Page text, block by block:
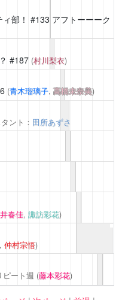
部！ #133 アフトーーーク
#187 (村川梨衣)
(青木瑠璃子,高橋未奈美)
ント： 田所あずさ
春佳, 諏訪彩花)
仲村宗悟)
ピート週 (藤本彩花)